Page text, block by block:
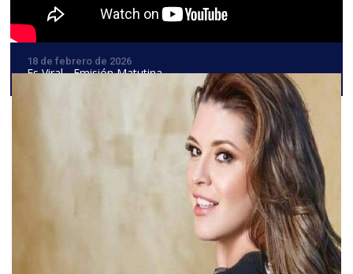
18 de febrero de 2026
Es Viral - Emisión Matutina